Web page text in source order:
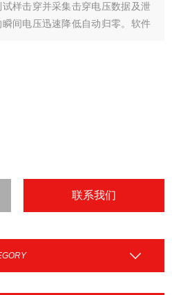
样击穿并采集击穿电压数据及泄
间电压迅速降低自动归零。软件
联系我们